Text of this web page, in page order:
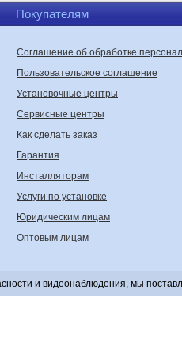
Да, если конкретная
Подойдет ли ИК-
Не ко всем камерам
инфракрасном
Почему ночью
Причиной может быть
Можно ли
Да. На больших или
Параметры зависят
прожекторы с
Покупателям
Соглашение об обработке
Пользовательское соглашение
Установочные центры
Сервисные центры
Как сделать заказ
Гарантия
Инсталляторам
Услуги по установке
Юридическим лицам
Оптовым лицам
и видеонаблюдения, мы